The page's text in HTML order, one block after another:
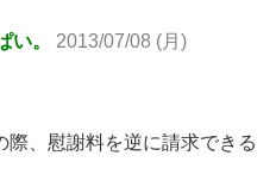
い。 2013/07/08 (月)
、慰謝料を逆に請求できる